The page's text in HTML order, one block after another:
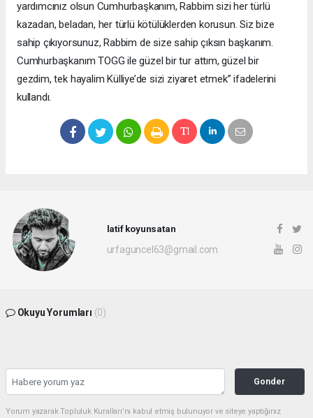
yardımcınız olsun Cumhurbaşkanım, Rabbim sizi her türlü
kazadan, beladan, her türlü kötülüklerden korusun. Siz bize
sahip çıkıyorsunuz, Rabbim de size sahip çıksın başkanım.
Cumhurbaşkanım TOGG ile güzel bir tur attım, güzel bir
gezdim, tek hayalim Külliye’de sizi ziyaret etmek” ifadelerini
kullandı.
latif koyunsatan
urfaguncel63@gmail.com
Okuyu Yorumları (0)
Gonder
Yorum yazarak Topluluk Kuralları’nı kabul etmiş bulunuyor ve siteye yaptığınız